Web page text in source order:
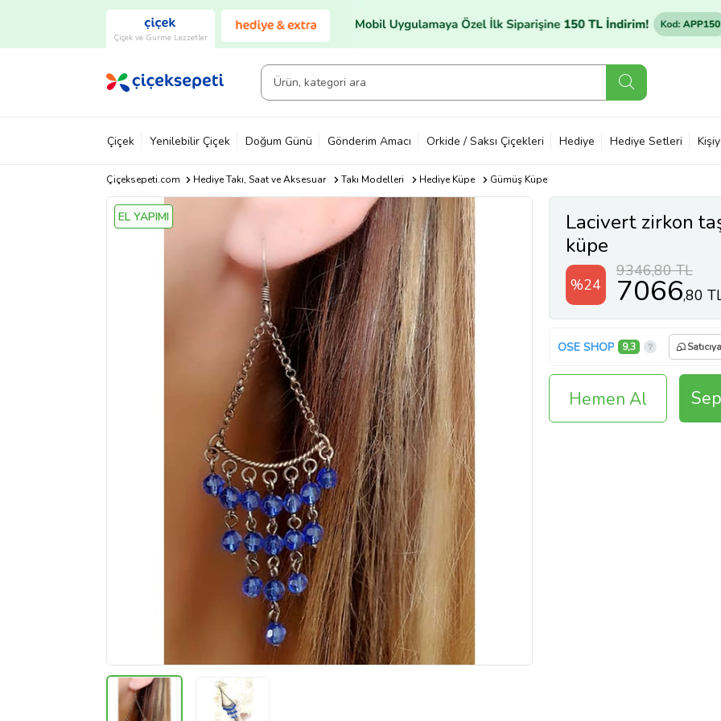
Çiçek ve Gurme Lezzetler
Çiçek Yenilebilir Çiçek Doğum Günü Gönderim Amacı Orkide / Saksı Çiçekleri Hediye Hediye Setleri
Çiçeksepeti.com Hediye Takı, Saat ve Aksesuar Takı Modelleri Hediye Küpe Gümüş Küpe
EL YAPIMI
Lacivert zirkon
küpe
%24
9346,80 TL
7066,80
OSE SHOP 9,3
Hemen Al